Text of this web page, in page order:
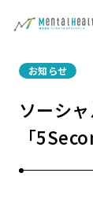
お知らせ
ソーシ
「